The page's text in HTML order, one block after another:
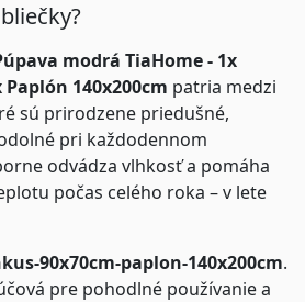
modrá TiaHome - 1x
140x200cm patria medzi
sú prirodzene priedušné,
pri každodennom
odvádza vlhkosť a pomáha
počas celého roka – v lete
90x70cm-paplon-140x200cm.
pre pohodlné používanie a